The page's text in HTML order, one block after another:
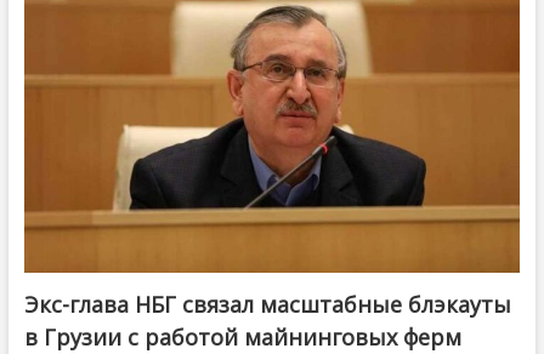
Экс-глава НБГ связал масштабные блэкауты
в Грузии с работой майнинговых ферм